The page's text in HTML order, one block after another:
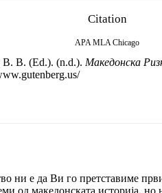
Citation
APA MLA Chicago
B. (Ed.). (n.d.). Македонска
ни е да Ви го претставиме
од македонската историја, но